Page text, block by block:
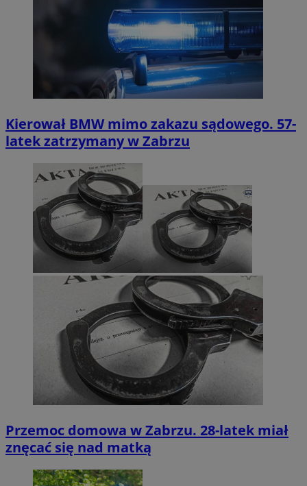
Kierował BMW mimo zakazu sądowego. 57-
latek zatrzymany w Zabrzu
Przemoc domowa w Zabrzu. 28-latek miał
znęcać się nad matką